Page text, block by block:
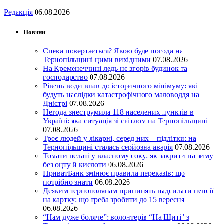
Редакція 06.08.2026
Новини
Спека повертається? Якою буде погода на
Тернопільщині цими вихідними 07.08.2026
На Кременеччині ледь не згорів будинок та
господарство 07.08.2026
Рівень води впав до історичного мінімуму: які
будуть наслідки катастрофічного маловоддя на
Дністрі 07.08.2026
Негода знеструмила 118 населених пунктів в
Україні: яка ситуація зі світлом на Тернопільщині
07.08.2026
Троє людей у лікарні, серед них – підлітки: на
Тернопільщині сталась серйозна аварія 07.08.2026
Томати пелаті у власному соку: як закрити на зиму
без оцту й кислоти 06.08.2026
ПриватБанк змінює правила переказів: що
потрібно знати 06.08.2026
Деяким тернополянам припинять надсилати пенсії
на картку: що треба зробити до 15 вересня
06.08.2026
“Нам дуже боляче”: волонтерів “На Щиті” з